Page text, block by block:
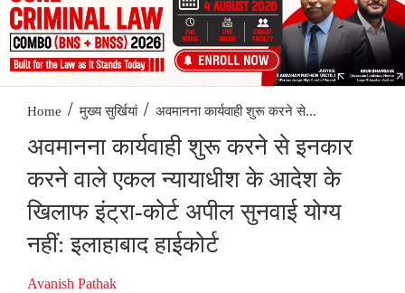
Home / मुख्य सुर्खियां / अवमानना कार्यवाही शुरू करने से...
अवमानना कार्यवाही शुरू करने से इनकार
करने वाले एकल न्यायाधीश के आदेश के
खिलाफ इंट्रा-कोर्ट अपील सुनवाई योग्य
नहीं: इलाहाबाद हाईकोर्ट
Avanish Pathak